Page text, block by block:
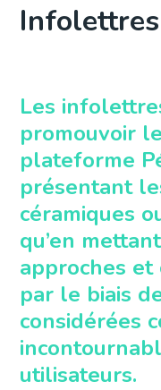
Infolettres
Les
promouvoir
plateforme
présentant
céramiques
qu’en
approches
par le biais
considérées
utilisateurs.